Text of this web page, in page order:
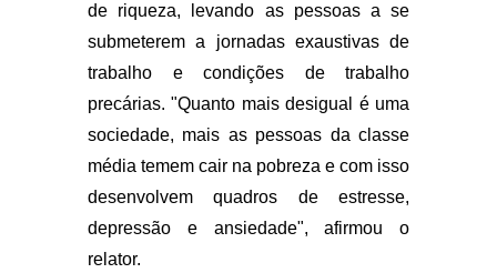
de riqueza, levando as pessoas a se
submeterem a jornadas exaustivas de
trabalho e condições de trabalho
precárias. "Quanto mais desigual é uma
sociedade, mais as pessoas da classe
média temem cair na pobreza e com isso
desenvolvem quadros de estresse,
depressão e ansiedade", afirmou o
relator.